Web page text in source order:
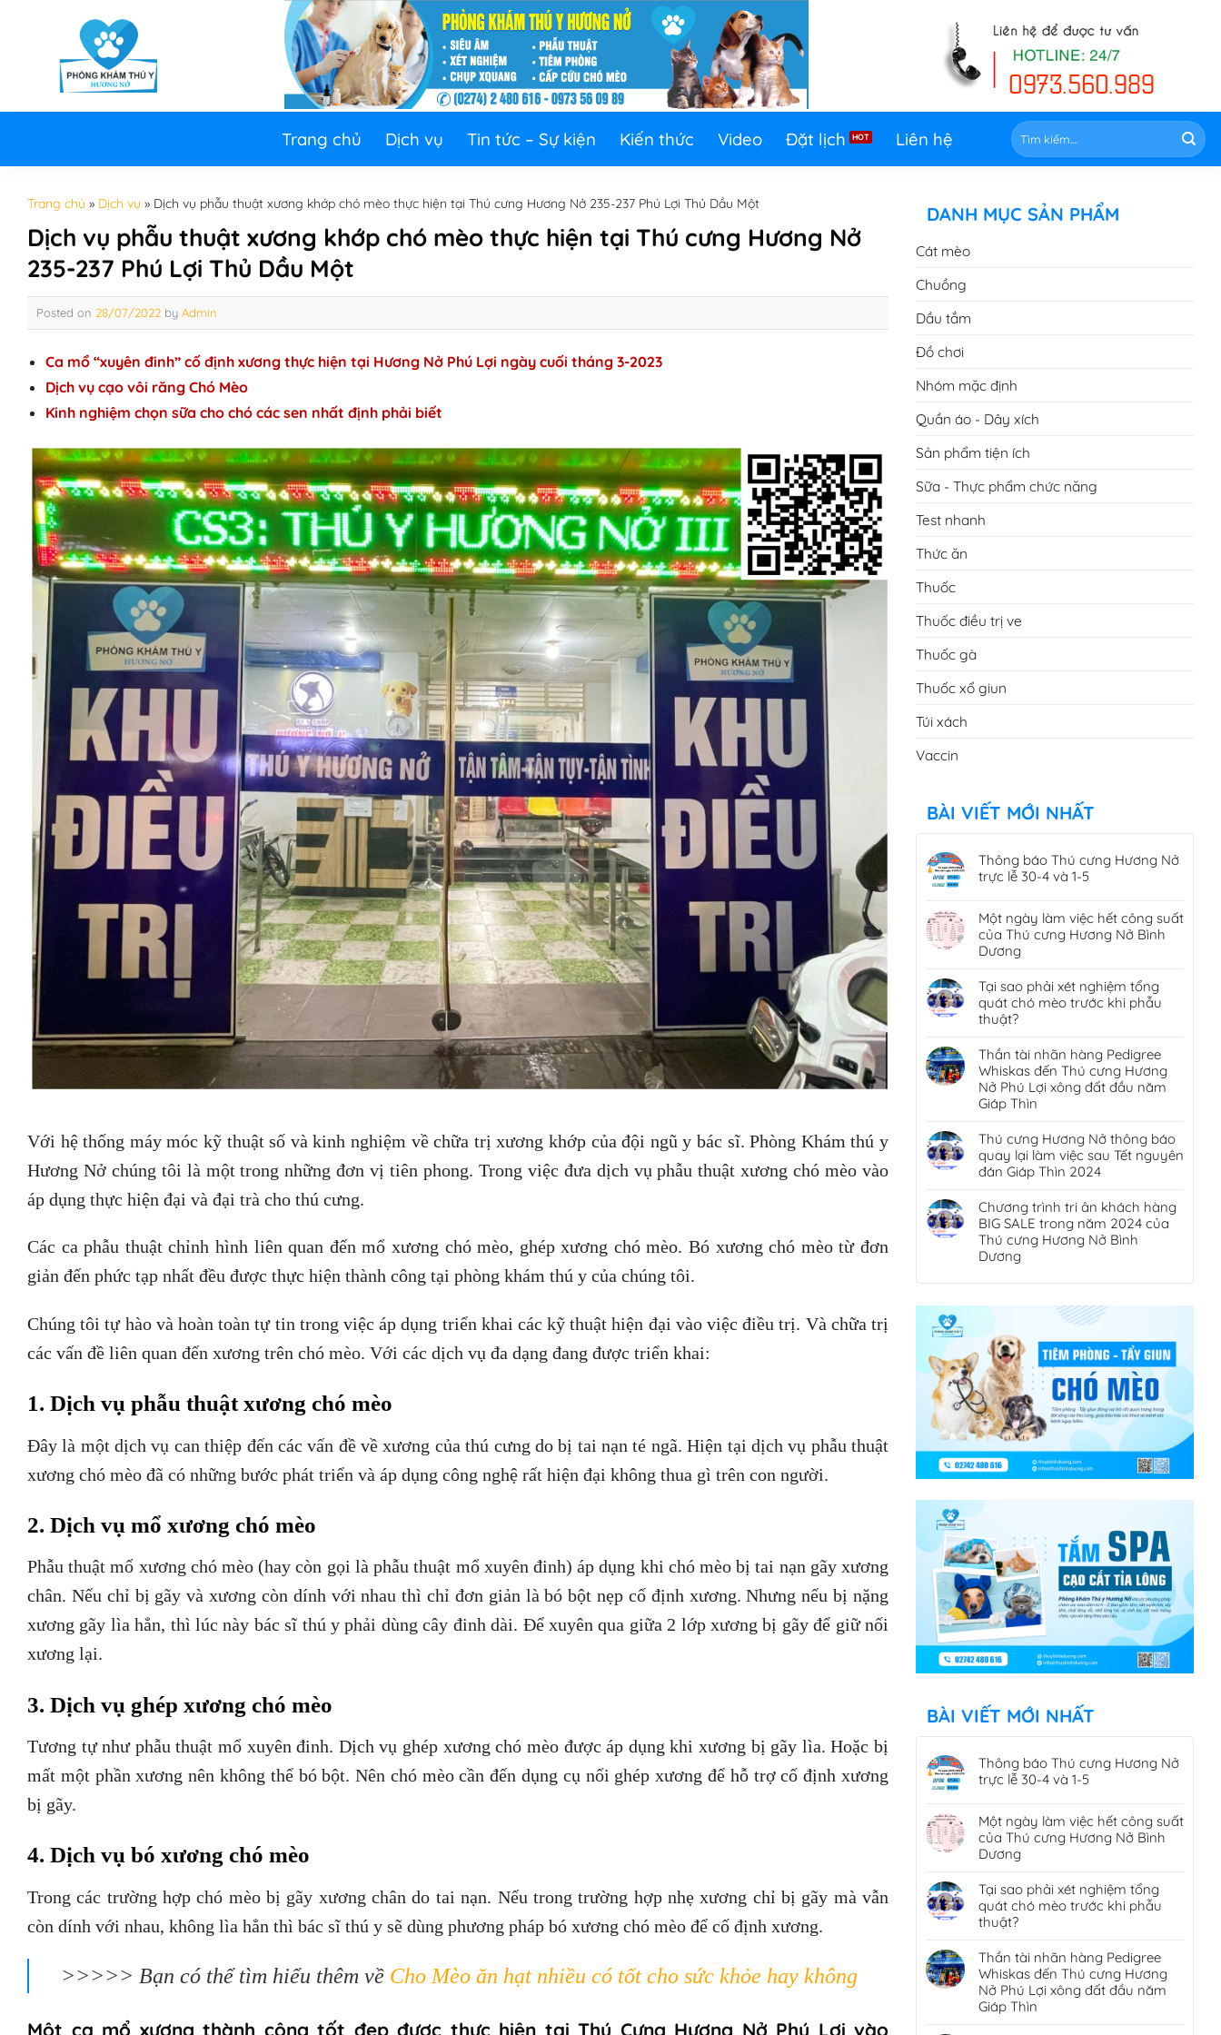
Trang chủ Dịch vụ Tin tức – Sự kiện Kiến thức Video Đặt lịch Liên hệ
Tìm
kiếm:
Trang chủ » Dịch vụ » Dịch vụ phẫu thuật xương khớp chó mèo thực hiện tại Thú cưng Hương Nở 235-237 Phú Lợi Thủ Dầu Một
Dịch vụ phẫu thuật xương khớp chó mèo thực hiện tại Thú cưng Hương Nở
235-237 Phú Lợi Thủ Dầu Một
Posted on 28/07/2022 by Admin
Ca mổ “xuyên đinh” cố định xương thực hiện tại Hương Nở Phú Lợi ngày cuối tháng 3-2023
Dịch vụ cạo vôi răng Chó Mèo
Kinh nghiệm chọn sữa cho chó các sen nhất định phải biết
Với hệ thống máy móc kỹ thuật số và kinh nghiệm về chữa trị xương khớp của đội ngũ y bác sĩ. Phòng Khám thú y
Hương Nở chúng tôi là một trong những đơn vị tiên phong. Trong việc đưa dịch vụ phẫu thuật xương chó mèo vào
áp dụng thực hiện đại và đại trà cho thú cưng.
Các ca phẫu thuật chỉnh hình liên quan đến mổ xương chó mèo, ghép xương chó mèo. Bó xương chó mèo từ đơn
giản đến phức tạp nhất đều được thực hiện thành công tại phòng khám thú y của chúng tôi.
Chúng tôi tự hào và hoàn toàn tự tin trong việc áp dụng triển khai các kỹ thuật hiện đại vào việc điều trị. Và chữa trị
các vấn đề liên quan đến xương trên chó mèo. Với các dịch vụ đa dạng đang được triển khai:
1. Dịch vụ phẫu thuật xương chó mèo
Đây là một dịch vụ can thiệp đến các vấn đề về xương của thú cưng do bị tai nạn té ngã. Hiện tại dịch vụ phẫu thuật
xương chó mèo đã có những bước phát triển và áp dụng công nghệ rất hiện đại không thua gì trên con người.
2. Dịch vụ mổ xương chó mèo
Phẫu thuật mổ xương chó mèo (hay còn gọi là phẫu thuật mổ xuyên đinh) áp dụng khi chó mèo bị tai nạn gãy xương
chân. Nếu chỉ bị gãy và xương còn dính với nhau thì chỉ đơn giản là bó bột nẹp cố định xương. Nhưng nếu bị nặng
xương gãy lìa hẳn, thì lúc này bác sĩ thú y phải dùng cây đinh dài. Để xuyên qua giữa 2 lớp xương bị gãy để giữ nối
xương lại.
3. Dịch vụ ghép xương chó mèo
Tương tự như phẫu thuật mổ xuyên đinh. Dịch vụ ghép xương chó mèo được áp dụng khi xương bị gãy lìa. Hoặc bị
mất một phần xương nên không thể bó bột. Nên chó mèo cần đến dụng cụ nối ghép xương để hỗ trợ cố định xương
bị gãy.
4. Dịch vụ bó xương chó mèo
Trong các trường hợp chó mèo bị gãy xương chân do tai nạn. Nếu trong trường hợp nhẹ xương chỉ bị gãy mà vẫn
còn dính với nhau, không lìa hẳn thì bác sĩ thú y sẽ dùng phương pháp bó xương chó mèo để cố định xương.
>>>>> Bạn có thể tìm hiểu thêm về Cho Mèo ăn hạt nhiều có tốt cho sức khỏe hay không
Một ca mổ xương thành công tốt đẹp được thực hiện tại Thú Cưng Hương Nở Phú Lợi vào
DANH MỤC SẢN PHẨM
Cát mèo
Chuồng
Dầu tắm
Đồ chơi
Nhóm mặc định
Quần áo - Dây xích
Sản phẩm tiện ích
Sữa - Thực phẩm chức năng
Test nhanh
Thức ăn
Thuốc
Thuốc điều trị ve
Thuốc gà
Thuốc xổ giun
Túi xách
Vaccin
BÀI VIẾT MỚI NHẤT
Thông báo Thú cưng Hương Nở
trực lễ 30-4 và 1-5
Một ngày làm việc hết công suất
của Thú cưng Hương Nở Bình
Dương
Tại sao phải xét nghiệm tổng
quát chó mèo trước khi phẫu
thuật?
Thần tài nhãn hàng Pedigree
Whiskas đến Thú cưng Hương
Nở Phú Lợi xông đất đầu năm
Giáp Thìn
Thú cưng Hương Nở thông báo
quay lại làm việc sau Tết nguyên
đán Giáp Thìn 2024
Chương trình tri ân khách hàng
BIG SALE trong năm 2024 của
Thú cưng Hương Nở Bình
Dương
BÀI VIẾT MỚI NHẤT
Thông báo Thú cưng Hương Nở
trực lễ 30-4 và 1-5
Một ngày làm việc hết công suất
của Thú cưng Hương Nở Bình
Dương
Tại sao phải xét nghiệm tổng
quát chó mèo trước khi phẫu
thuật?
Thần tài nhãn hàng Pedigree
Whiskas đến Thú cưng Hương
Nở Phú Lợi xông đất đầu năm
Giáp Thìn